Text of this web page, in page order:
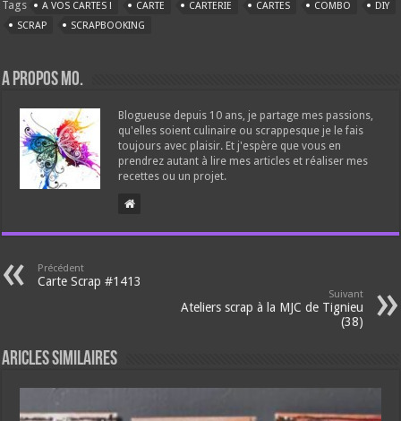
Tags A VOS CARTES ! CARTE CARTERIE CARTES COMBO
DIY
SCRAP
SCRAPBOOKING
A propos Mo.
Blogueuse depuis 10 ans, je partage mes passions,
qu'elles soient culinaire ou scrappesque je le fais
toujours avec plaisir. Et j'espère que vous en
prendrez autant à lire mes articles et réaliser mes
recettes ou un projet.
Précédent
Carte Scrap #1413
Suivant
Ateliers scrap à la MJC de Tignieu
(38)
Aricles similaires